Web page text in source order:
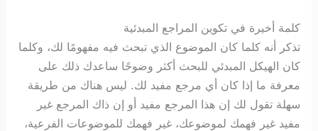
كلمة أخيرة في تكوين المراجع المبدئية
تذكر أنه كلما كان الموضوع الذي تبحث فيه مفهومًا لك، وكلما
كان الهيكل المبدئي للبحث أكثر وضوحًا ساعدك ذلك على
معرفة ما إذا كان أي مرجع مفيد لك. ليس هناك من طريقة
سهلة تقول لك إن هذا المرجع مفيد أو إن ذاك المرجع غير
مفيد غير فهمك لموضوعك، غير فهمك للموضوعات الفرعية،